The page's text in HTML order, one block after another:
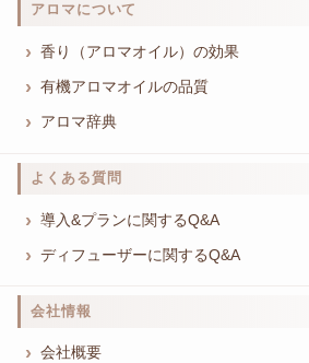
アロマについて
香り（アロマオイル）の効果
有機アロマオイルの品質
アロマ辞典
よくある質問
導入&プランに関するQ&A
ディフューザーに関するQ&A
会社情報
会社概要